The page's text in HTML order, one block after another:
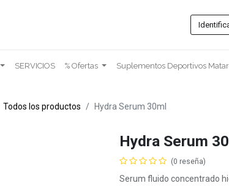
SERVICIOS % Ofertas Suplementos Deportivos
Todos los productos Hydra Serum 30ml
Hydra Serum
(0 reseña)
Serum fluido concentrado